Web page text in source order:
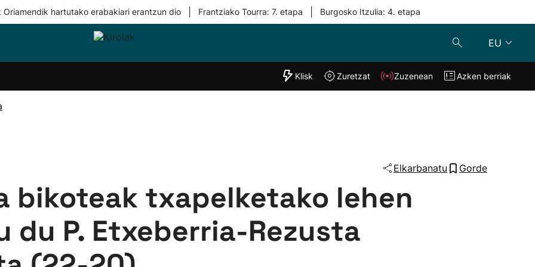
Oriamendik hartutako erabakiari erantzun dio Frantziako Tourra: 7. etapa Burgosko Itzulia: 4. etapa
EU
Taldeak
"Helmuga"
Klisk Zuzenean
Klisk Zuretzat Zuzenean Azken berriak
Elkarbanatu Gorde
bikoteak txapelketako lehen
du P. Etxeberria-Rezusta